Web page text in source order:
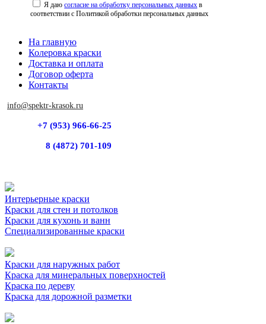
Я даюсогласие на обработку персональных данных в
соответствии с Политикой обработки персональных данных
На главную
Колеровка краски
Доставка и оплата
Договор оферта
Контакты
info@spektr-krasok.ru
+7 (953) 966-66-25
8 (4872) 701-109
Интерьерные краски
Краски для стен и потолков
Краски для кухонь и ванн
Специализированные краски
Краски для наружных работ
Краска для минеральных поверхностей
Краска по дереву
Краска для дорожной разметки